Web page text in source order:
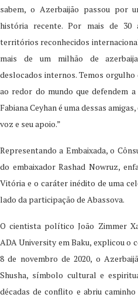
sabem, o Azerbaijão passou por
história recente. Por mais de 30
territórios reconhecidos
mais de um milhão de
deslocados internos. Temos
ao redor do mundo que defendem
Fabiana Ceyhan é uma dessas
voz e seu apoio.”
Representando a Embaixada, o
do embaixador Rashad Nowruz,
Vitória e o caráter inédito de uma
lado da participação de Abassova.
O cientista político João Zimmer
ADA University em Baku, explicou o
8 de novembro de 2020, o
Shusha, símbolo cultural e
décadas de conflito e abriu